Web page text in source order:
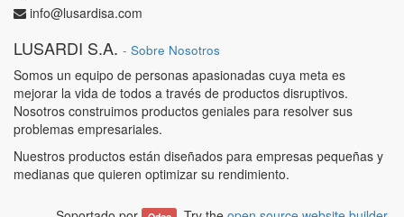
info@lusardisa.com
LUSARDI S.A. - Sobre Nosotros
Somos un equipo de personas apasionadas cuya meta es
mejorar la vida de todos a través de productos disruptivos.
Nosotros construimos productos geniales para resolver sus
problemas empresariales.
Nuestros productos están diseñados para empresas pequeñas y
medianas que quieren optimizar su rendimiento.